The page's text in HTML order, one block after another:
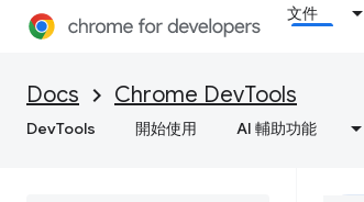
文件
Docs Chrome DevTools
DevTools 開始使用 AI 輔助功能
對 C/C++ WebAssembly 進行